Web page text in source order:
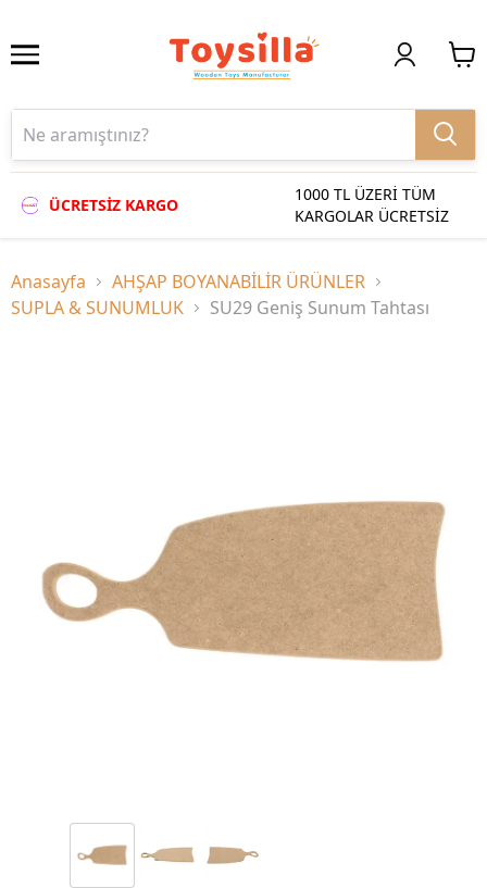
ÜCRETSİZ KARGO
1000 TL ÜZERİ TÜM
KARGOLAR ÜCRETSİZ
Anasayfa
AHŞAP BOYANABİLİR ÜRÜNLER
SUPLA & SUNUMLUK
SU29 Geniş Sunum Tahtası